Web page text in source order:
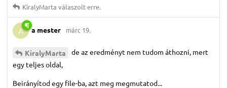
KiralyMarta válaszolt erre.
A a mester márc 19.
KiralyMarta
de az eredményt nem tudom áthozni, mert
egy teljes oldal,
Beirányítod egy file-ba, azt meg megmutatod...